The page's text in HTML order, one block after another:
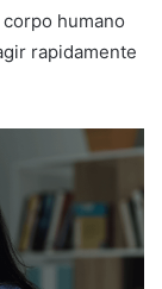
humano
rapidamente